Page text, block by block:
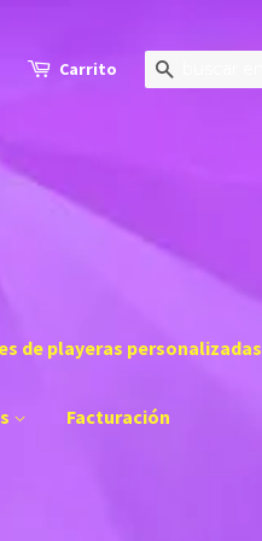
Carrito
de playeras personalizadas
Facturación